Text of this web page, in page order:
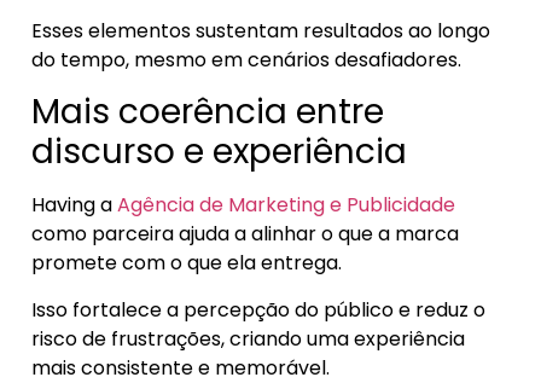
Esses elementos sustentam resultados ao longo
do tempo, mesmo em cenários desafiadores.
Mais coerência entre
discurso e experiência
Having aAgência de Marketing e Publicidade
como parceira ajuda a alinhar o que a marca
promete com o que ela entrega.
Isso fortalece a percepção do público e reduz o
risco de frustrações, criando uma experiência
mais consistente e memorável.